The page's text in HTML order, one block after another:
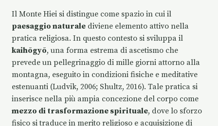
Il Monte Hiei si distingue come spazio in cui il
paesaggio naturale diviene elemento attivo nella
pratica religiosa. In questo contesto si sviluppa il
kaihōgyō, una forma estrema di ascetismo che
prevede un pellegrinaggio di mille giorni attorno alla
montagna, eseguito in condizioni fisiche e meditative
estenuanti (Ludvik, 2006; Shultz, 2016). Tale pratica si
inserisce nella più ampia concezione del corpo come
mezzo di trasformazione spirituale, dove lo sforzo
fisico si traduce in merito religioso e acquisizione di